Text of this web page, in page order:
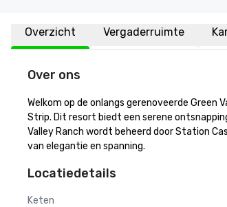
Overzicht Vergaderruimte
Over ons
Welkom op de onlangs gerenoveerde Green
Strip. Dit resort biedt een serene
Valley Ranch wordt beheerd door Station
van elegantie en spanning.
Locatiedetails
Keten